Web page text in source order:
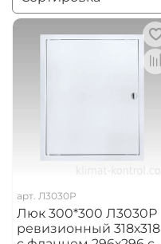
арт. Л3030Р
Люк 300*300 Л3030Р
ревизионный 318х318